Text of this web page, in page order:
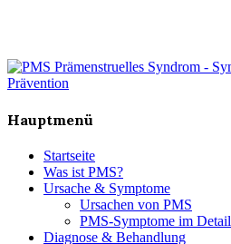
Hauptmenü
Startseite
Was ist PMS?
Ursache & Symptome
Ursachen von PMS
PMS-Symptome im Detail
Diagnose & Behandlung